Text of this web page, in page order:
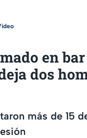
en
dos
más de 15